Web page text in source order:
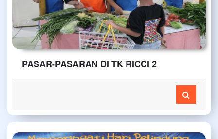
PASAR-PASARAN DI TK RICCI 2